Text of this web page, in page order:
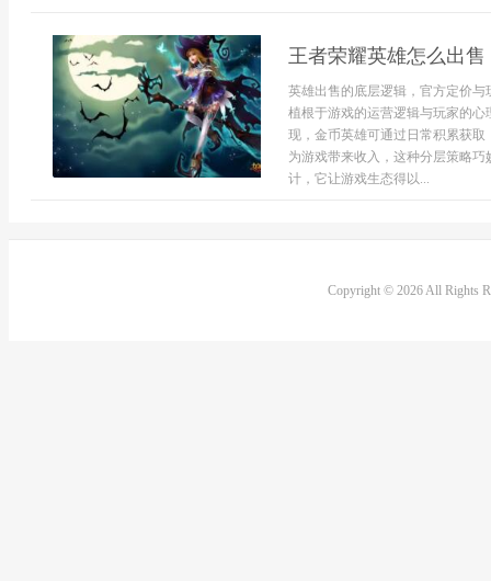
王者荣耀英雄怎么出
英雄出售的底层逻辑，官方定价
植根于游戏的运营逻辑与玩家的
现，金币英雄可通过日常积累获
为游戏带来收入，这种分层策略
计，它让游戏生态得以...
Copyright © 2026 All Rights